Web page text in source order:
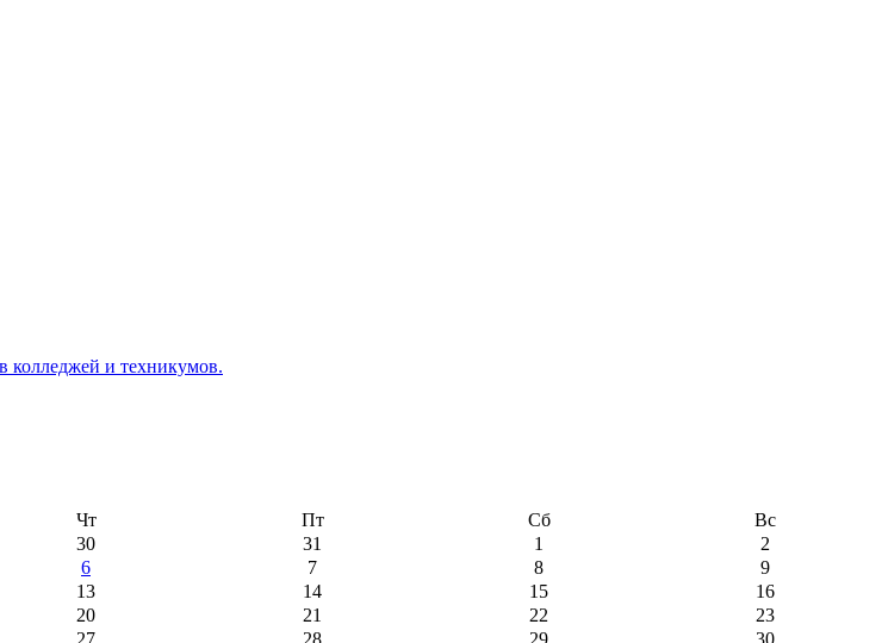
колледжей и техникумов.
Чт Пт Сб
Вс
30 31 1
2
6 7 8
9
13 14 15
16
20 21 22
23
27 28 29 30